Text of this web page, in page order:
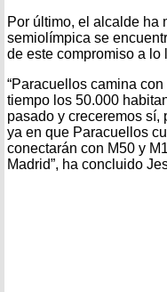
Por último, el alcalde ha
semiolímpica se
de este compromiso a lo
“Paracuellos camina
tiempo los 50.000
pasado y creceremos sí,
ya en que Paracuellos
conectarán con M50 y
Madrid”, ha concluido